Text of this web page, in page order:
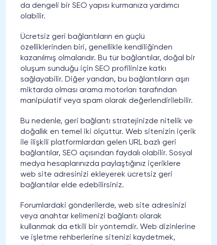
da dengeli bir SEO yapısı kurmanıza yardımcı
olabilir.
Ücretsiz geri bağlantıların en güçlü
özelliklerinden biri, genellikle kendiliğinden
kazanılmış olmalarıdır. Bu tür bağlantılar, doğal bir
oluşum sunduğu için SEO profilinize katkı
sağlayabilir. Diğer yandan, bu bağlantıların aşırı
miktarda olması arama motorları tarafından
manipülatif veya spam olarak değerlendirilebilir.
Bu nedenle, geri bağlantı stratejinizde nitelik ve
doğallık en temel iki ölçüttür. Web sitenizin içerik
ile ilişkili platformlardan gelen URL bazlı geri
bağlantılar, SEO açısından faydalı olabilir. Sosyal
medya hesaplarınızda paylaştığınız içeriklere
web site adresinizi ekleyerek ücretsiz geri
bağlantılar elde edebilirsiniz.
Forumlardaki gönderilerde, web site adresinizi
veya anahtar kelimenizi bağlantı olarak
kullanmak da etkili bir yöntemdir. Web dizinlerine
ve işletme rehberlerine sitenizi kaydetmek,